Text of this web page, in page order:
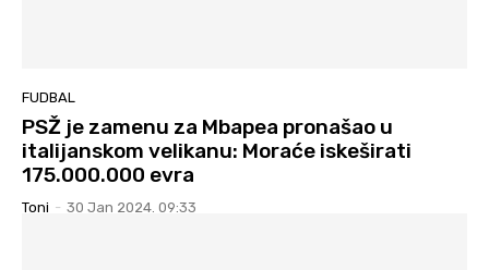
FUDBAL
PSŽ je zamenu za Mbapea pronašao u
italijanskom velikanu: Moraće iskeširati
175.000.000 evra
Toni - 30 Jan 2024. 09:33